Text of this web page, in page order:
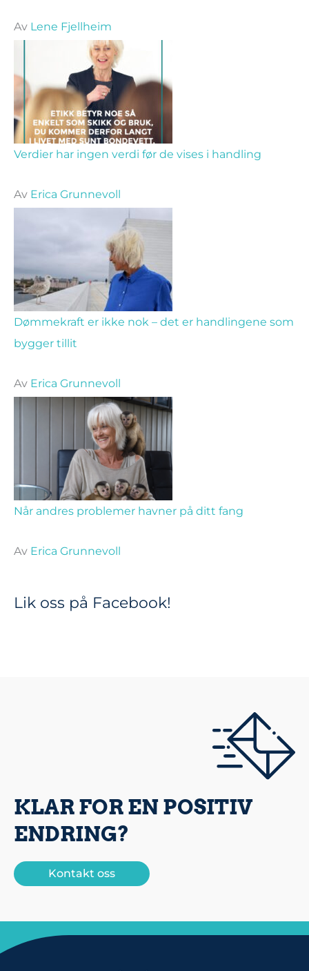
Av Lene Fjellheim
Verdier har ingen verdi før de vises i handling
Av Erica Grunnevoll
Dømmekraft er ikke nok – det er handlingene som
bygger tillit
Av Erica Grunnevoll
Når andres problemer havner på ditt fang
Av Erica Grunnevoll
Lik oss på Facebook!
KLAR FOR EN POSITIV
ENDRING?
Kontakt oss